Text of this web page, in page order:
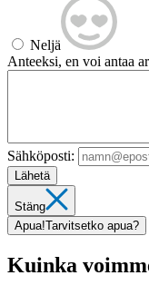
Neljä
Anteeksi, en voi antaa
Sähköposti:
Lähetä
Stäng
Apua!Tarvitsetko apua?
Kuinka